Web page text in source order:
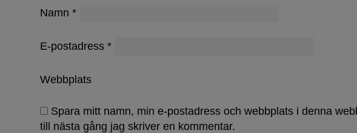
Namn *
E-postadress *
Webbplats
Spara mitt namn, min e-postadress och webbplats i denna
till nästa gång jag skriver en kommentar.